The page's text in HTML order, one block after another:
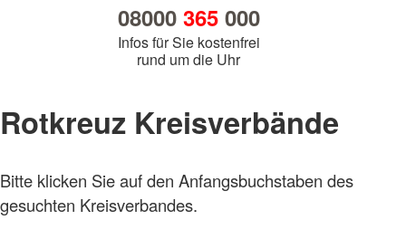
08000 365000
Infos für Sie kostenfrei
rund um die Uhr
Rotkreuz Kreisverbände
Bitte klicken Sie auf den Anfangsbuchstaben des
gesuchten Kreisverbandes.